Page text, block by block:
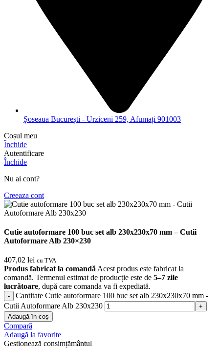
Șoseaua București - Urziceni 259, Afumați 901003
Coșul meu
Închide
Autentificare
Închide
Nu ai cont?
Creeaza cont
Cutie autoformare 100 buc set alb 230x230x70 mm – Cutii
Autoformare Alb 230×230
407,02 lei cu TVA
Produs fabricat la comandă Acest produs este fabricat la
comandă. Termenul estimat de producție este de 5–7 zile
lucrătoare, după care comanda va fi expediată.
Cantitate Cutie autoformare 100 buc set alb 230x230x70 mm -
Cutii Autoformare Alb 230x230
Adaugă în coș
Compară
Adaugă la favorite
Gestionează consimțământul